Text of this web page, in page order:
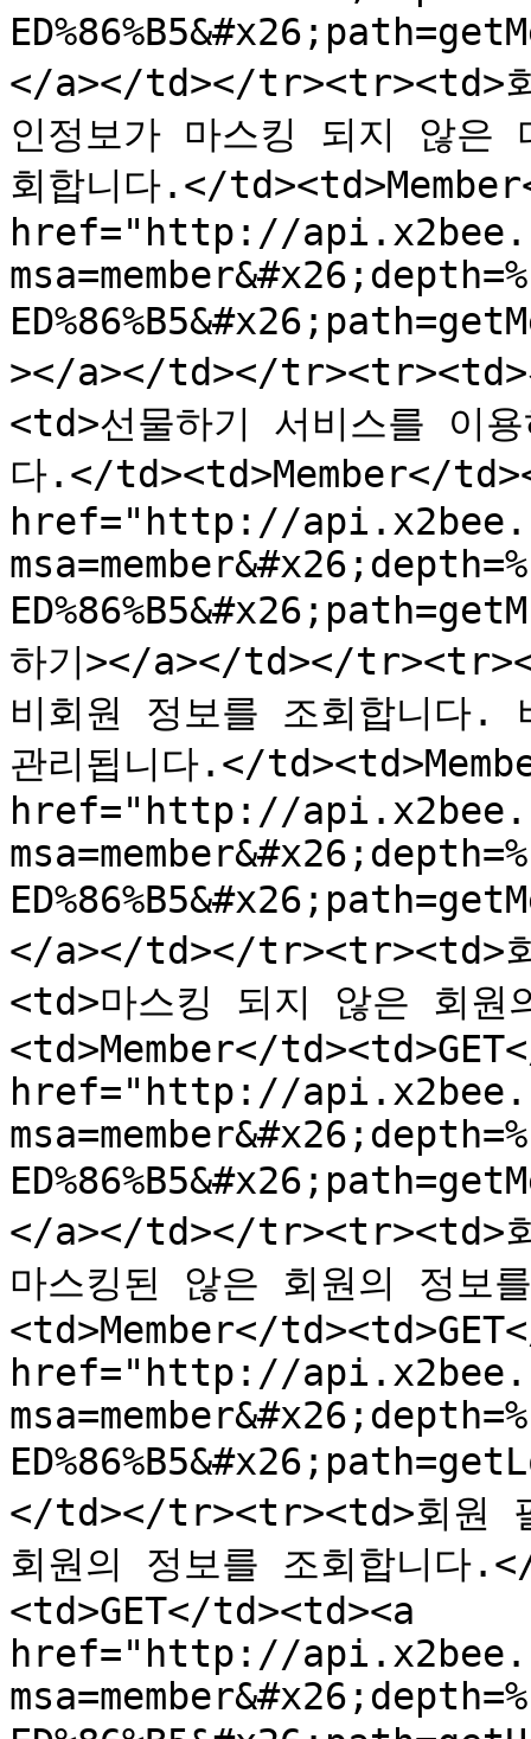
</a></td></tr><tr><td>
인정보가 마스킹 되지 않은
회합니다.</
href="http://
></a></td></tr><tr><td>
<td>선물하기 서비스를 이
다.</td><td>Member</
href="http://
하기></a></td></
비회원 정보를 조회합니다.
관리됩니다.</
href="http://
</a></td></tr><tr><td>
<td>마스킹 되지 않은 회
<td>Member</
href="http://
</a></td></tr><tr><td>
마스킹된 않은 회원의 정보
<td>Member</
href="http://
</td></tr><tr><td>회원
회원의 정보를 조회합니다
<td>GET</td><td><a
href="http://